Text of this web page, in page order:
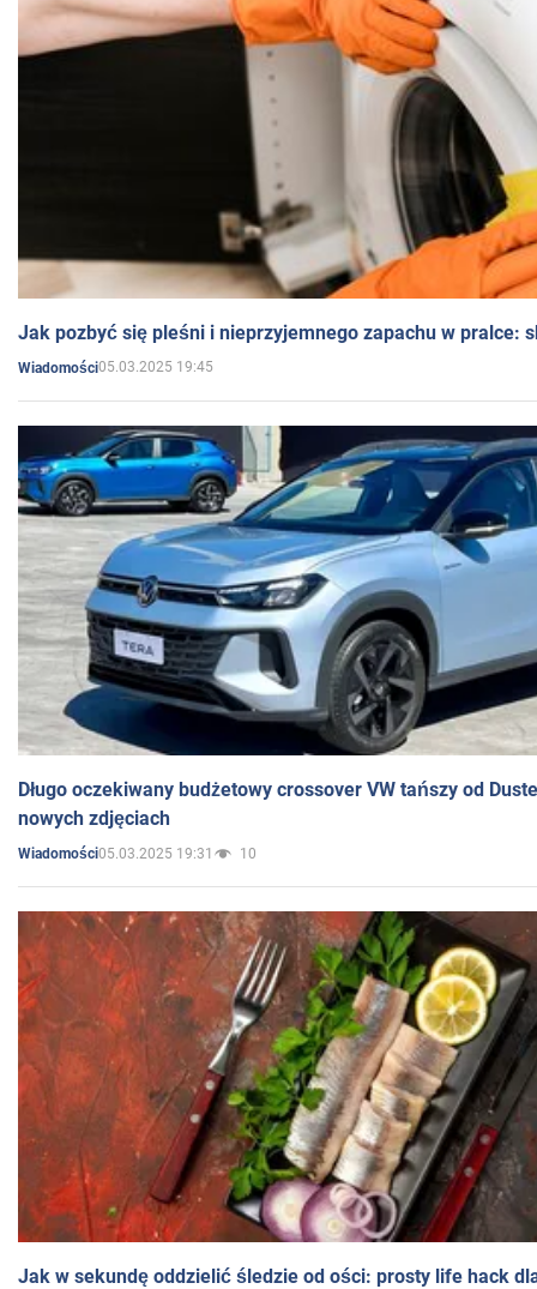
Jak pozbyć się pleśni i nieprzyjemnego zapachu w pralce:
Wiadomości05.03.2025 19:45
Długo oczekiwany budżetowy crossover VW tańszy od
nowych zdjęciach
Wiadomości05.03.2025 19:31 10
Jak w sekundę oddzielić śledzie od ości: prosty life hack